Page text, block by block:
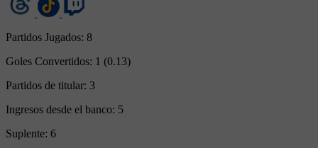
Partidos Jugados: 8
Goles Convertidos: 1 (0.13)
Partidos de titular: 3
Ingresos desde el banco: 5
Suplente: 6